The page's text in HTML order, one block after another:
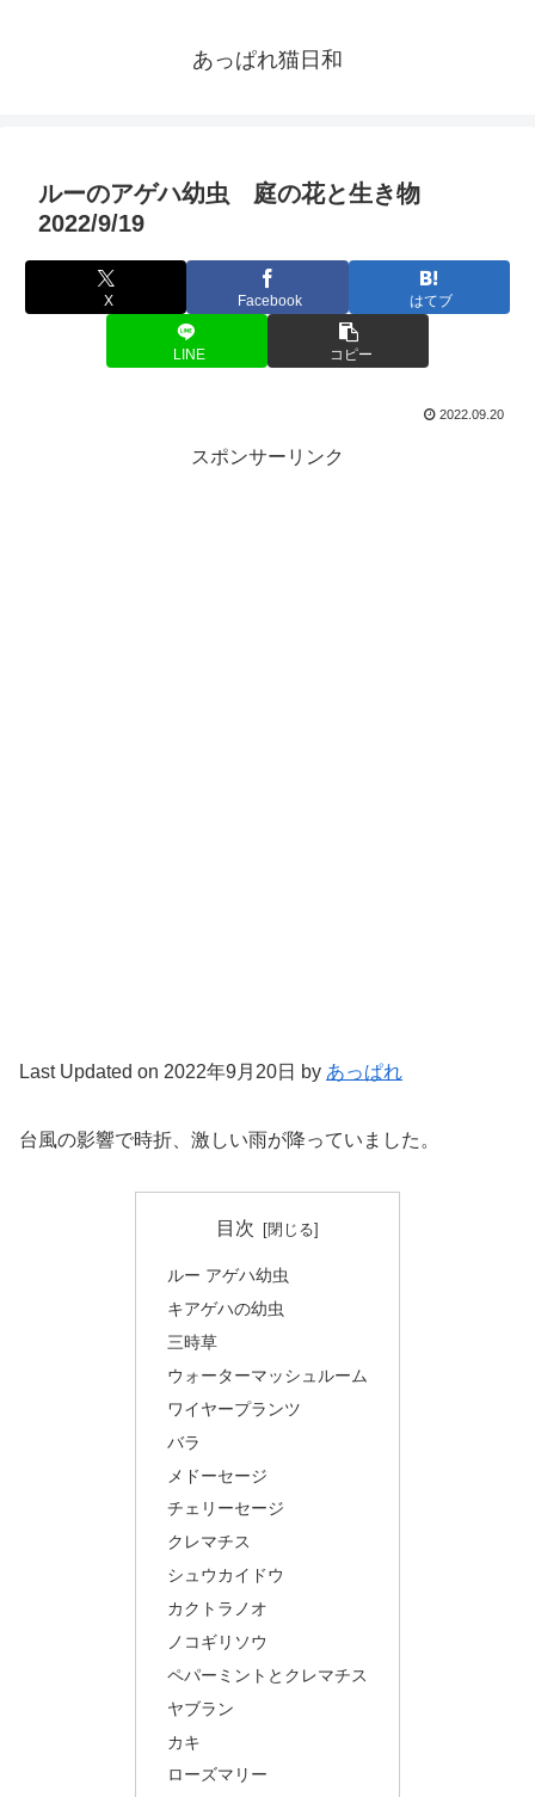
あっぱれ猫日和
ルーのアゲハ幼虫 庭の花と生き物
2022/9/19
X Facebook はてブ
LINE コピー
2022.09.20
スポンサーリンク
Last Updated on 2022年9月20日 by あっぱれ
台風の影響で時折、激しい雨が降っていました。
目次
ルー アゲハ幼虫
キアゲハの幼虫
三時草
ウォーターマッシュルーム
ワイヤープランツ
バラ
メドーセージ
チェリーセージ
クレマチス
シュウカイドウ
カクトラノオ
ノコギリソウ
ペパーミントとクレマチス
ヤブラン
カキ
ローズマリー